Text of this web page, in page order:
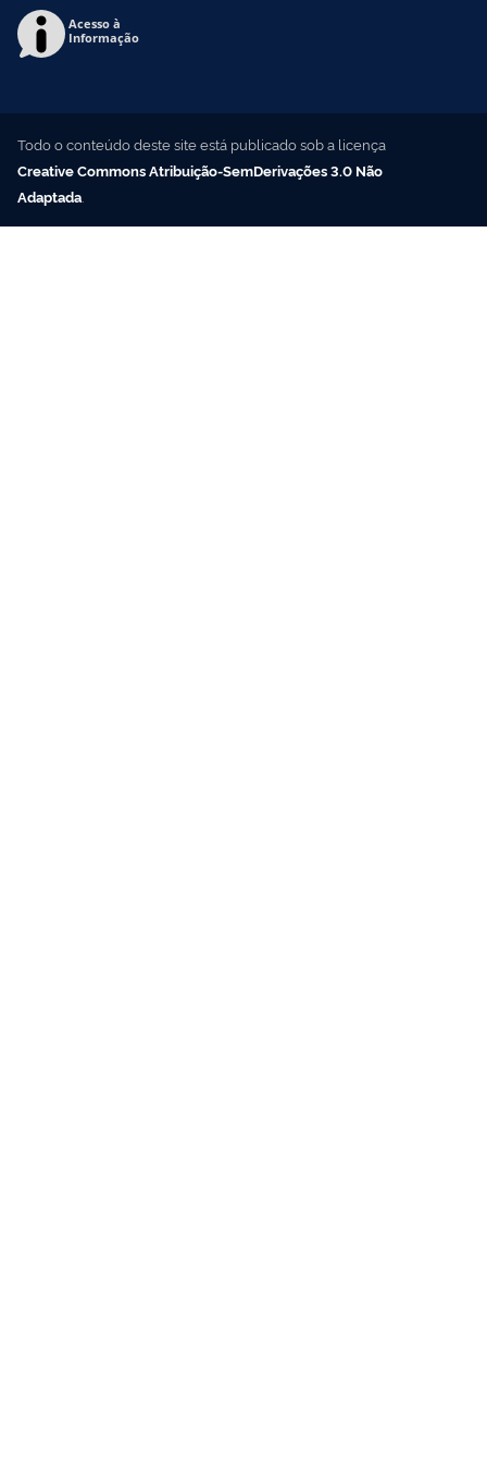
Acesso à
Informação
Todo o conteúdo deste site está publicado sob a licença
Creative Commons Atribuição-SemDerivações 3.0 Não
Adaptada